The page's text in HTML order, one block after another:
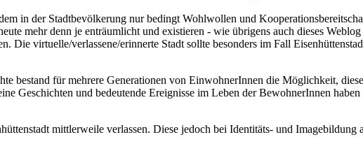
in der Stadtbevölkerung nur bedingt Wohlwollen und
mehr denn je enträumlicht und existieren - wie übrigens auch dieses
Die virtuelle/verlassene/erinnerte Stadt sollte besonders im Fall
bestand für mehrere Generationen von EinwohnerInnen die Möglichkeit,
Geschichten und bedeutende Ereignisse im Leben der BewohnerInnen
mittlerweile verlassen. Diese jedoch bei Identitäts- und